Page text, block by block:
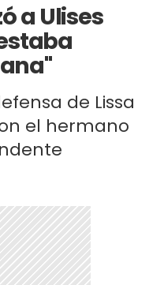
a Ulises
de Lissa
el hermano